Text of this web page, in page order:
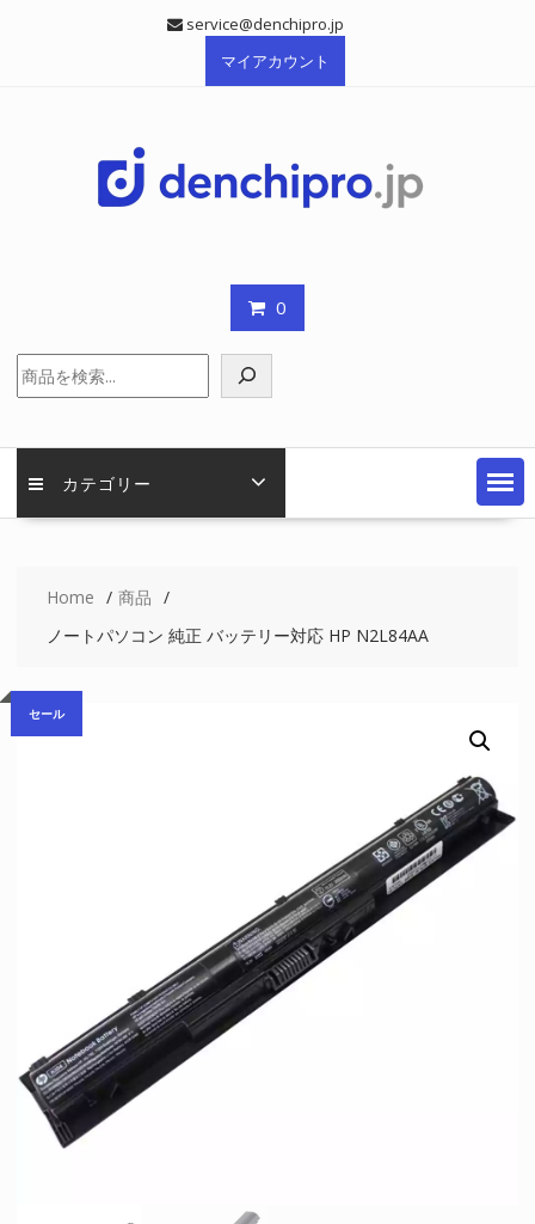
service@denchipro.jp
マイアカウント
0
索
カテゴリー
Home
商品
ノートパソコン 純正 バッテリー対応 HP N2L84AA
セール